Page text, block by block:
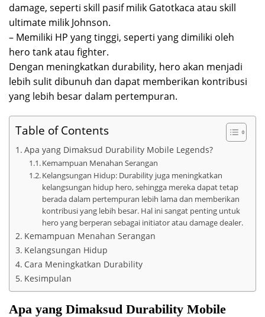
damage, seperti skill pasif milik Gatotkaca atau skill
ultimate milik Johnson.
– Memiliki HP yang tinggi, seperti yang dimiliki oleh
hero tank atau fighter.
Dengan meningkatkan durability, hero akan menjadi
lebih sulit dibunuh dan dapat memberikan kontribusi
yang lebih besar dalam pertempuran.
Table of Contents
Apa yang Dimaksud Durability Mobile Legends?
Kemampuan Menahan Serangan
Kelangsungan Hidup: Durability juga meningkatkan
kelangsungan hidup hero, sehingga mereka dapat tetap
berada dalam pertempuran lebih lama dan memberikan
kontribusi yang lebih besar. Hal ini sangat penting untuk
hero yang berperan sebagai initiator atau damage dealer.
Kemampuan Menahan Serangan
Kelangsungan Hidup
Cara Meningkatkan Durability
Kesimpulan
Apa yang Dimaksud Durability Mobile